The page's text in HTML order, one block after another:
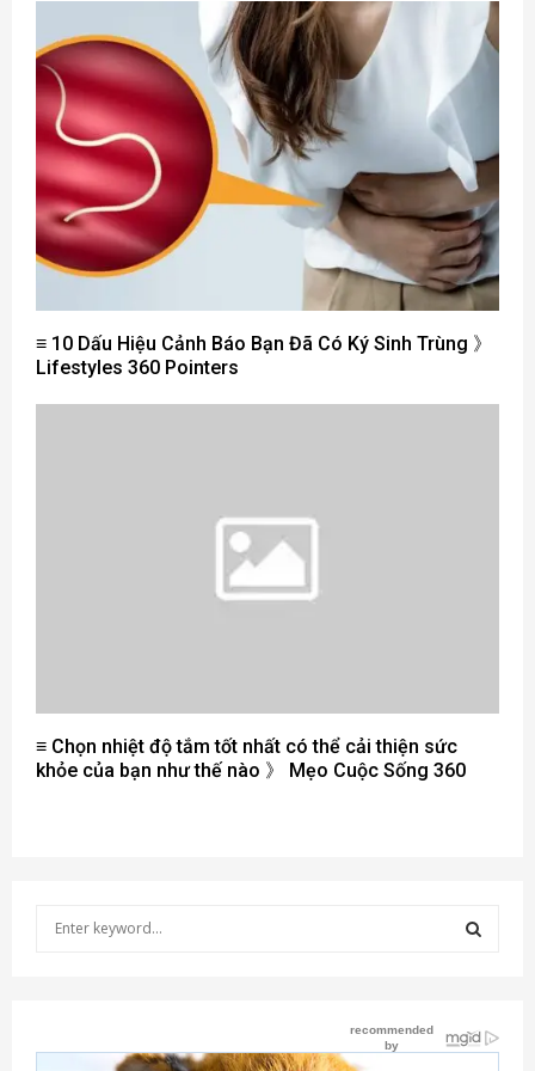
≡ 10 Dấu Hiệu Cảnh Báo Bạn Đã Có Ký Sinh Trùng 》
Lifestyles 360 ​​Pointers
≡ Chọn nhiệt độ tắm tốt nhất có thể cải thiện sức
khỏe của bạn như thế nào 》 Mẹo Cuộc Sống 360